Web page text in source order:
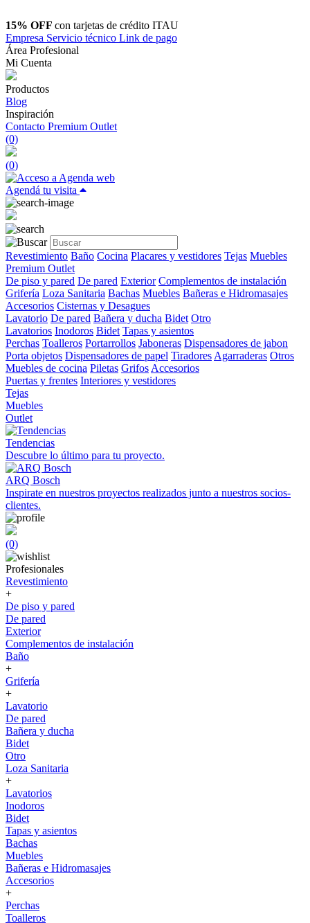
15% OFF con tarjetas de crédito ITAU
Empresa Servicio técnico Link de pago
Área Profesional
Mi Cuenta
Productos
Blog
Inspiración
Contacto Premium Outlet
(0)
(0)
Agendá tu visita
Revestimiento Baño Cocina Placares y vestidores Tejas Muebles
Premium Outlet
De piso y pared De pared Exterior Complementos de instalación
Grifería Loza Sanitaria Bachas Muebles Bañeras e Hidromasajes
Accesorios Cisternas y Desagues
Lavatorio De pared Bañera y ducha Bidet Otro
Lavatorios Inodoros Bidet Tapas y asientos
Perchas Toalleros Portarrollos Jaboneras Dispensadores de jabon
Porta objetos Dispensadores de papel Tiradores Agarraderas Otros
Muebles de cocina Piletas Grifos Accesorios
Puertas y frentes Interiores y vestidores
Tejas
Muebles
Outlet
Tendencias
Descubre lo último para tu proyecto.
ARQ Bosch
Inspirate en nuestros proyectos realizados junto a nuestros socios-
clientes.
(0)
Profesionales
Revestimiento
+
De piso y pared
De pared
Exterior
Complementos de instalación
Baño
+
Grifería
+
Lavatorio
De pared
Bañera y ducha
Bidet
Otro
Loza Sanitaria
+
Lavatorios
Inodoros
Bidet
Tapas y asientos
Bachas
Muebles
Bañeras e Hidromasajes
Accesorios
+
Perchas
Toalleros